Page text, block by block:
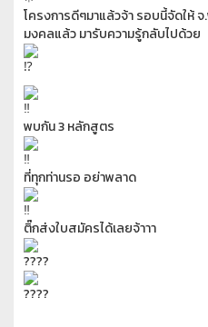
โครงการดีๆมาแล้วจ้า รอบนี้จัดให้
มงคลแล้ว มารับความรู้กลับไปด้วย
พบกัน 3 หลักสูตร
ที่ทุกท่านรอ อย่าพลาด
ติ๊กส่งใบสมัครได้เลยจ้าาา